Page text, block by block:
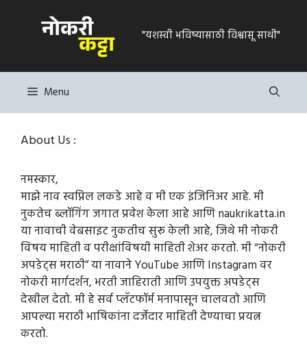
"यशस्वी भविष्यासाठी विश्वासू साथी"
Menu
About Us :
नमस्कार,
माझे नाव स्वप्निल लकडे आहे व मी एक इंजिनिअर आहे. मी
नुकतेच ब्लॉगिंग जगात प्रवेश केला आहे आणि naukrikatta.in
या नावाची वेबसाइट नुकतीच सुरू केली आहे, जिथे मी नोकरी
विषय माहिती व परीक्षांविषयी माहिती शेअर करतो. मी “नोकरी
अपडेट्स मराठी” या नावाने YouTube आणि Instagram वर
नोकरी मार्गदर्शन, भरती जाहिराती आणि उपयुक्त अपडेट्स
देखील देतो. मी हे सर्व प्लॅटफॉर्म मनापासून चालवतो आणि
आपल्या मराठी भाषिकांना दर्जेदार माहिती देण्याचा प्रयत्न
करतो.